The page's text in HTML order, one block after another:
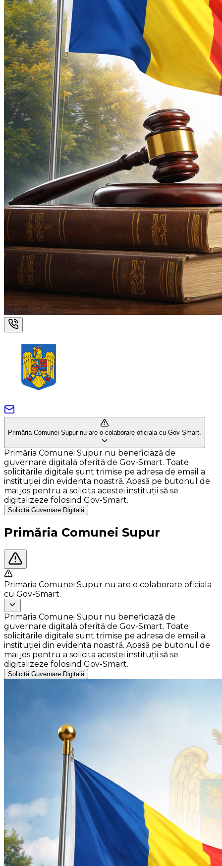
Primăria Comunei Supur nu are o colaborare oficiala cu Gov-Smart.
Primăria Comunei Supur nu beneficiază de
guvernare digitală oferită de Gov-Smart. Toate
solicitările digitale sunt trimise pe adresa de email a
instituției din evidenta noastră. Apasă pe butonul de
mai jos pentru a solicita acestei instituții să se
digitalizeze folosind Gov-Smart.
Solicită Guvernare Digitală
Primăria Comunei Supur
Primăria Comunei Supur nu are o colaborare oficiala
cu Gov-Smart.
Primăria Comunei Supur nu beneficiază de
guvernare digitală oferită de Gov-Smart. Toate
solicitările digitale sunt trimise pe adresa de email a
instituției din evidenta noastră. Apasă pe butonul de
mai jos pentru a solicita acestei instituții să se
digitalizeze folosind Gov-Smart.
Solicită Guvernare Digitală